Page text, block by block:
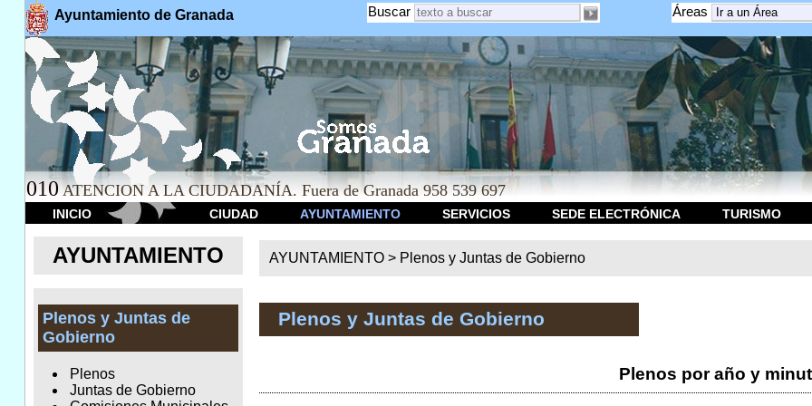
Ayuntamiento de Granada Áreas
Buscar
010 ATENCION A LA CIUDADANÍA. Fuera de Granada 958 539 697
INICIO CIUDAD AYUNTAMIENTO SERVICIOS SEDE ELECTRÓNICA TURISMO
AYUNTAMIENTO
Plenos y Juntas de
Gobierno
Plenos
Juntas de Gobierno
AYUNTAMIENTO > Plenos y Juntas de Gobierno
Plenos y Juntas de Gobierno
Plenos por año y